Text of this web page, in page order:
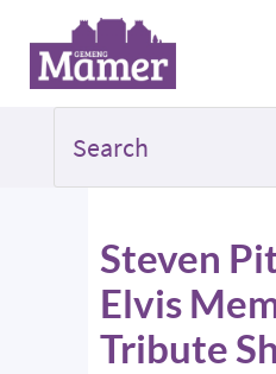
Steven
Elvis
Tribute